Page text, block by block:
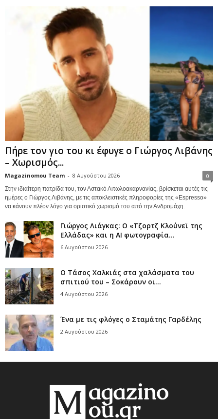
Πήρε τον γιο του κι έφυγε ο Γιώργος Λιβάνης
– Χωρισμός...
Magazinomou Team - 8 Αυγούστου 2026 0
Στην ιδιαίτερη πατρίδα του, τον Αστακό Αιτωλοακαρνανίας, βρίσκεται αυτές τις
ημέρες ο Γιώργος Λιβάνης, με τις αποκλειστικές πληροφορίες της «Espresso»
να κάνουν πλέον λόγο για οριστικό χωρισμό του από την Ανδρομάχη.
Γιώργος Λιάγκας: Ο «Τζορτζ Κλούνεϊ της
Ελλάδας» και η AI φωτογραφία...
6 Αυγούστου 2026
Ο Τάσος Χαλκιάς στα χαλάσματα του
σπιτιού του – Σοκάρουν οι...
4 Αυγούστου 2026
Ένα με τις φλόγες ο Σταμάτης Γαρδέλης
2 Αυγούστου 2026